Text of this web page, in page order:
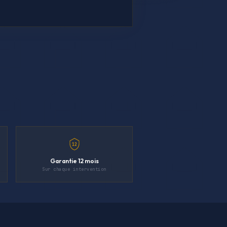
12
Garantie 12 mois
Sur chaque intervention